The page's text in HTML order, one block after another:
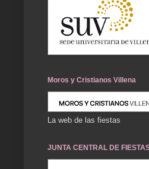
Moros y Cristianos Villena
La web de las fiestas
JUNTA CENTRAL DE